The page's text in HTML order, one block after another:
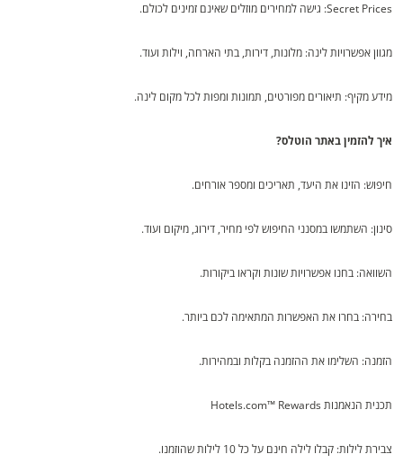
Secret Prices: גישה למחירים מוזלים שאינם זמינים לכולם.
מגוון אפשרויות לינה: מלונות, דירות, בתי הארחה, וילות ועוד.
מידע מקיף: תיאורים מפורטים, תמונות ומפות לכל מקום לינה.
איך להזמין באתר הוטלס?
חיפוש: הזינו את היעד, תאריכים ומספר אורחים.
סינון: השתמשו במסנני החיפוש לפי מחיר, דירוג, מיקום ועוד.
השוואה: בחנו אפשרויות שונות וקראו ביקורות.
בחירה: בחרו את האפשרות המתאימה לכם ביותר.
הזמנה: השלימו את ההזמנה בקלות ובמהירות.
תכנית הנאמנות Hotels.com™ Rewards
צבירת לילות: קבלו לילה חינם על כל 10 לילות שהוזמנו.